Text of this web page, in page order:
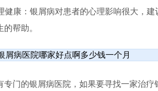
健康：银屑病对患者的心理影响很大，
帮助。
屑病医院哪家好点啊多少钱一个月
专门的银屑病医院，如果要寻找一家治